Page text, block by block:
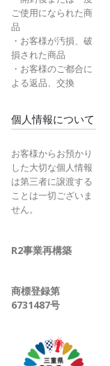
ご使用になられた商
品
・お客様が汚損、破
損された商品
・お客様のご都合に
よる返品、交換
個人情報について
お客様からお預かり
した大切な個人情報
は第三者に譲渡する
ことは一切ございま
せん。
R2事業再構築
商標登録第
6731487号